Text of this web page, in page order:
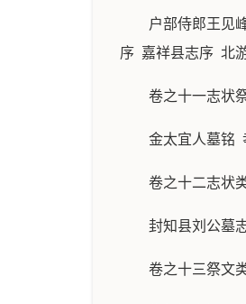
户部侍郎王见
序 嘉祥县志序 北
卷之十一志状
金太宜人墓铭
卷之十二志状
封知县刘公墓
卷之十三祭文